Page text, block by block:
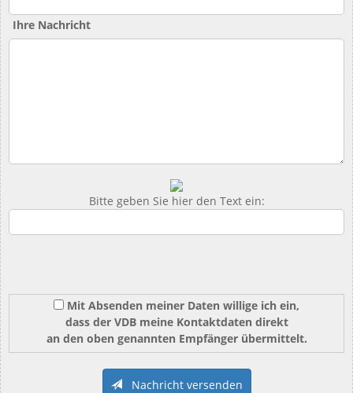
Ihre Nachricht
Bitte geben Sie hier den Text ein:
Mit Absenden meiner Daten willige ich ein,
dass der VDB meine Kontaktdaten direkt
an den oben genannten Empfänger übermittelt.
Nachricht versenden